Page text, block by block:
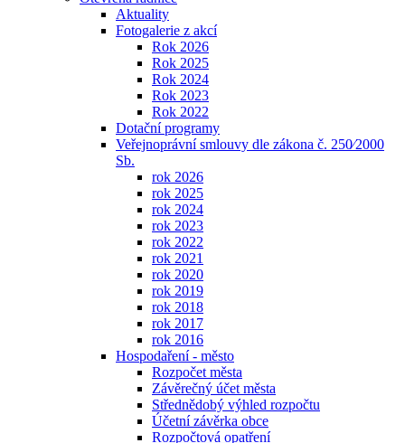
Aktuality
Fotogalerie z akcí
Rok 2026
Rok 2025
Rok 2024
Rok 2023
Rok 2022
Dotační programy
Veřejnoprávní smlouvy dle zákona č. 250⁄2000
Sb.
rok 2026
rok 2025
rok 2024
rok 2023
rok 2022
rok 2021
rok 2020
rok 2019
rok 2018
rok 2017
rok 2016
Hospodaření - město
Rozpočet města
Závěrečný účet města
Střednědobý výhled rozpočtu
Účetní závěrka obce
Rozpočtová opatření